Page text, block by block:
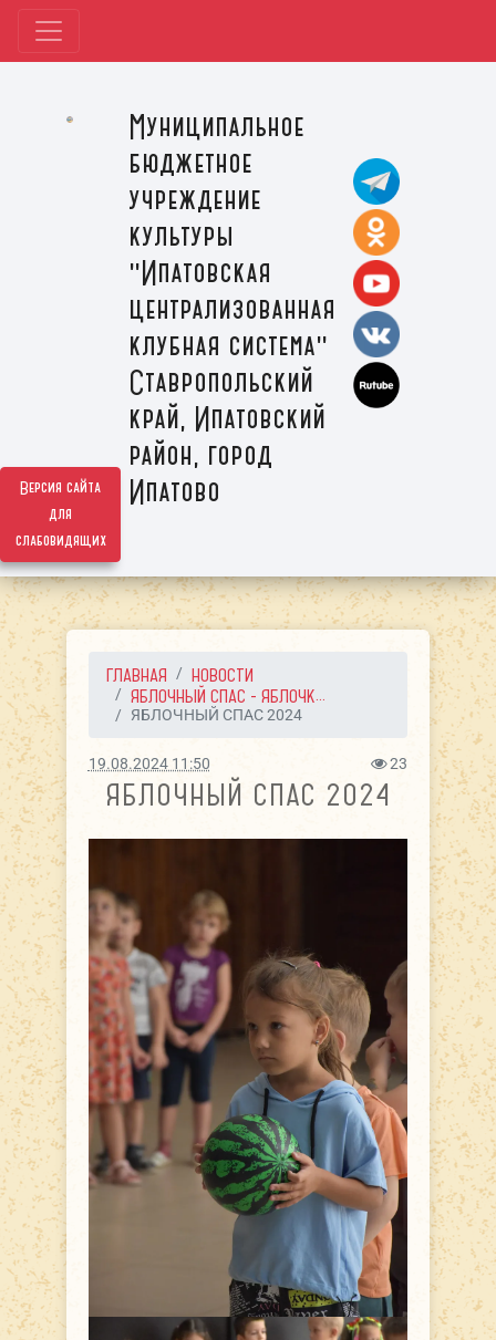
Версия сайта
для
слабовидящих
Муниципальное
бюджетное
учреждение
культуры
"Ипатовская
централизованная
клубная система"
Ставропольский
край, Ипатовский
район, город
Ипатово
ГЛАВНАЯ
НОВОСТИ
ЯБЛОЧНЫЙ СПАС - ЯБЛОЧК...
ЯБЛОЧНЫЙ СПАС 2024
19.08.2024 11:50 23
ЯБЛОЧНЫЙ СПАС 2024